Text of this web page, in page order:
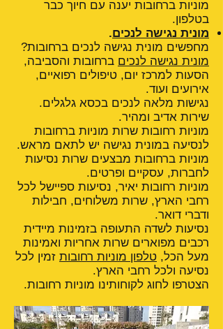
מוניות ברחובות יענה עם חיוך כבר
בטלפון.
מונית נגישה לנכים.
מחפשים מונית נגישה לנכים ברחובות?
מונית נגישה לנכים ברחובות והסביבה,
הסעות למרכז יום, טיפולים רפואיים,
אירועים ועוד.
נגישות מלאה לנכים בכסא גלגלים.
שירות אדיב ומהיר.
מוניות רחובות שרות מוניות ברחובות
לנסיעה במונית נגישה יש לתאם מראש.
מוניות ברחובות מבצעים שרות נסיעות
לחברות, עסקיים ופרטים.
מוניות רחובות יאיר, נסיעות ספיישל לכל
רחבי הארץ, שרות משלוחים, חבילות
ודברי דואר.
נסיעות לשדה התעופה בזמינות מיידית
רכבים מפוארים שרות אחריות ואמינות
מעל הכל, טלפון מוניות רחובות זמין לכל
נסיעה ולכל רחבי הארץ.
הצטרפו לחוג לקוחותינו מוניות רחובות.